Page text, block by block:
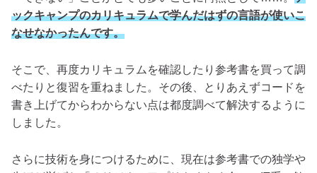
ックキャンプのカリキュラムで学んだはずの言語が使いこ
なせなかったんです。
そこで、再度カリキュラムを確認したり参考書を買って調
べたりと復習を重ねました。その後、とりあえずコードを
書き上げてからわからない点は都度調べて解決するように
しました。
さらに技術を身につけるために、現在は参考書での独学や